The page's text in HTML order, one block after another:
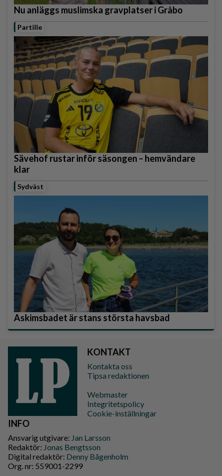
Nu anläggs muslimska gravplatser i Gråbo
Partille
Sävehof rustar inför säsongen – hemvändare
klar
Sydväst
Askimsbadet är stans största havsbad
KONTAKT
Kontakta oss
Tipsa redaktionen
Webmaster
Integritetspolicy
Cookie-inställningar
INFO
Ansvarig utgivare: Jan Larsson
Redaktör: Jonas Bengtsson
Digital redaktör: Denny Bågenholm
Org. nr: 559001-2299